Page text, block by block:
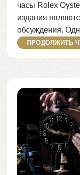
часы Rolex
издания
обсуждения.
ПРОДОЛЖИТЬ